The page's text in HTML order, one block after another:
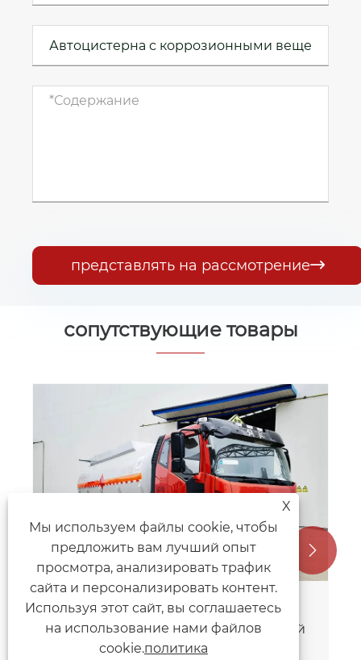
представлять на рассмотрение
сопутствующие товары
Автоцистерна для химических
жидкостей
Посмотреть больше >>
 
X
Мы используем файлы cookie, чтобы
предложить вам лучший опыт
просмотра, анализировать трафик
сайта и персонализировать контент.
Используя этот сайт, вы соглашаетесь
на использование нами файлов
cookie.политика